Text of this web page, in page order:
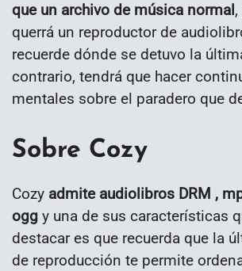
que un archivo de música normal
querrá un reproductor de
recuerde dónde se detuvo la
contrario, tendrá que hacer
mentales sobre el paradero que
Sobre Cozy
Cozy admite audiolibros DRM ,
ogg y una de sus características
destacar es que recuerda que la
de reproducción te permite